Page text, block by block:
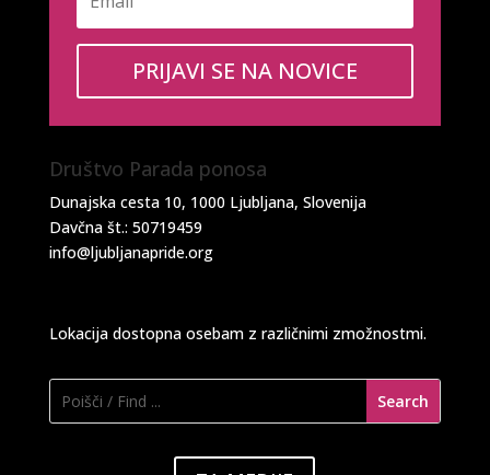
PRIJAVI SE NA NOVICE
Društvo Parada ponosa
Dunajska cesta 10, 1000 Ljubljana, Slovenija
Davčna št.: 50719459
info@ljubljanapride.org
Lokacija dostopna osebam z različnimi zmožnostmi.